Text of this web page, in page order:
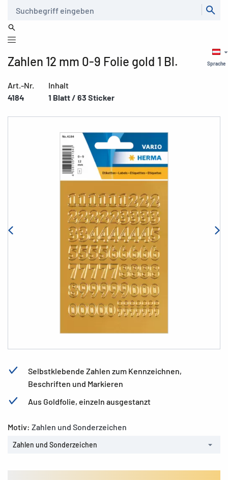
Sprache
Zahlen 12 mm 0-9 Folie gold 1 Bl.
Art.-Nr.
4184
Inhalt
1 Blatt / 63 Sticker
Selbstklebende Zahlen zum Kennzeichnen,
Beschriften und Markieren
Aus Goldfolie, einzeln ausgestanzt
Motiv: Zahlen und Sonderzeichen
Zahlen und Sonderzeichen